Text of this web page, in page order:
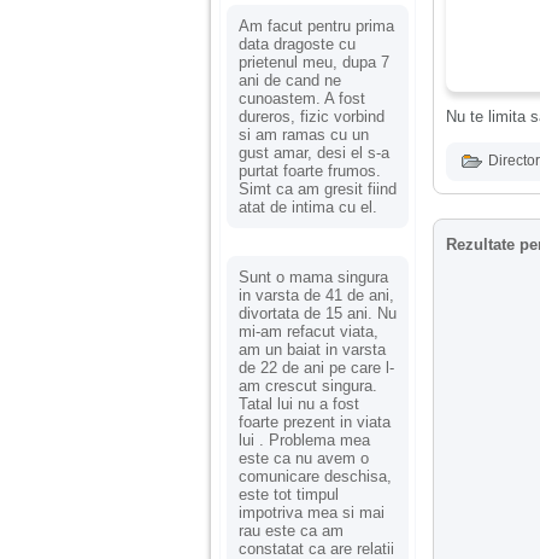
Am facut pentru prima
data dragoste cu
prietenul meu, dupa 7
ani de cand ne
cunoastem. A fost
dureros, fizic vorbind
si am ramas cu un
gust amar, desi el s-a
purtat foarte frumos.
Simt ca am gresit fiind
atat de intima cu el.
Sunt o mama singura
in varsta de 41 de ani,
divortata de 15 ani. Nu
mi-am refacut viata,
am un baiat in varsta
de 22 de ani pe care l-
am crescut singura.
Tatal lui nu a fost
foarte prezent in viata
lui . Problema mea
este ca nu avem o
comunicare deschisa,
este tot timpul
impotriva mea si mai
rau este ca am
constatat ca are relatii
Nu te limita
Rezultate